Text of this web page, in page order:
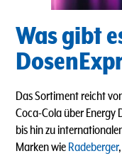
Was gibt
Das Sortiment reicht
Coca-Cola über Energy
bis hin zu
Marken wie Radeberger